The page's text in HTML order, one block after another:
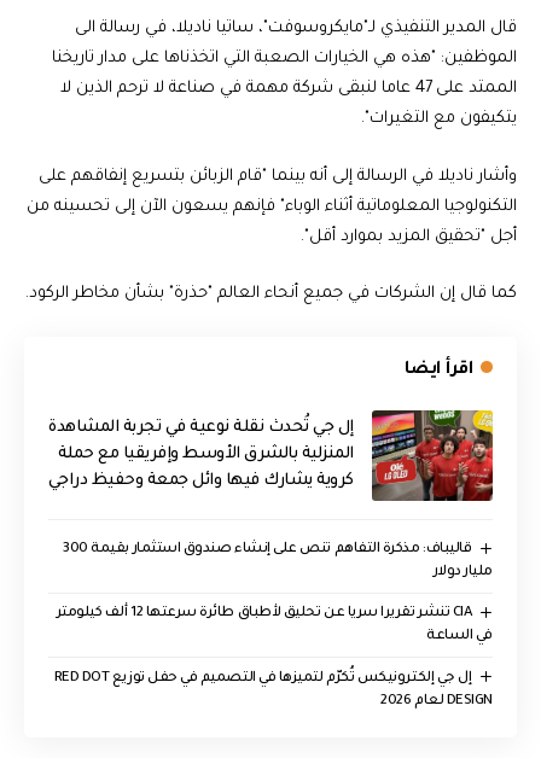
قال المدير التنفيذي لـ"مايكروسوفت"، ساتيا ناديلا، في رسالة الى
الموظفين: "هذه هي الخيارات الصعبة التي اتخذناها على مدار تاريخنا
الممتد على 47 عاما لنبقى شركة مهمة في صناعة لا ترحم الذين لا
يتكيفون مع التغيرات".
وأشار ناديلا في الرسالة إلى أنه بينما "قام الزبائن بتسريع إنفاقهم على
التكنولوجيا المعلوماتية أثناء الوباء" فإنهم يسعون الآن إلى تحسينه من
أجل "تحقيق المزيد بموارد أقل".
كما قال إن الشركات في جميع أنحاء العالم "حذرة" بشأن مخاطر الركود.
اقرأ ايضا
إل جي تُحدث نقلة نوعية في تجربة المشاهدة
المنزلية بالشرق الأوسط وإفريقيا مع حملة
كروية يشارك فيها وائل جمعة وحفيظ دراجي
قاليباف: مذكرة التفاهم تنص على إنشاء صندوق استثمار بقيمة 300
مليار دولار
CIA تنشر تقريرا سريا عن تحليق لأطباق طائرة سرعتها 12 ألف كيلومتر
في الساعة
إل جي إلكترونيكس تُكرّم لتميزها في التصميم في حفل توزيع RED DOT
DESIGN لعام 2026